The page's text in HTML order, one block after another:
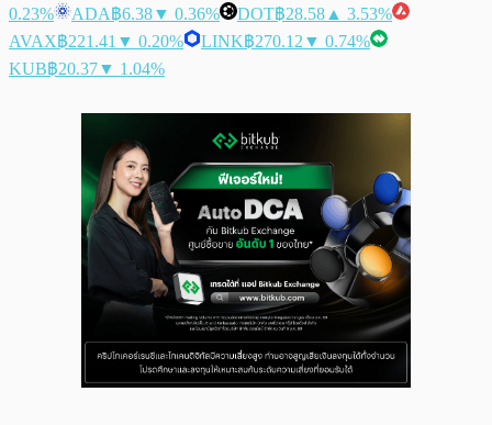
0.23%
ADA฿6.38▼ 0.36% DOT฿28.58 ▲ 3.53%
AVAX฿221.41 ▼ 0.20% LINK฿270.12 ▼ 0.74%
KUB฿20.37▼ 1.04%